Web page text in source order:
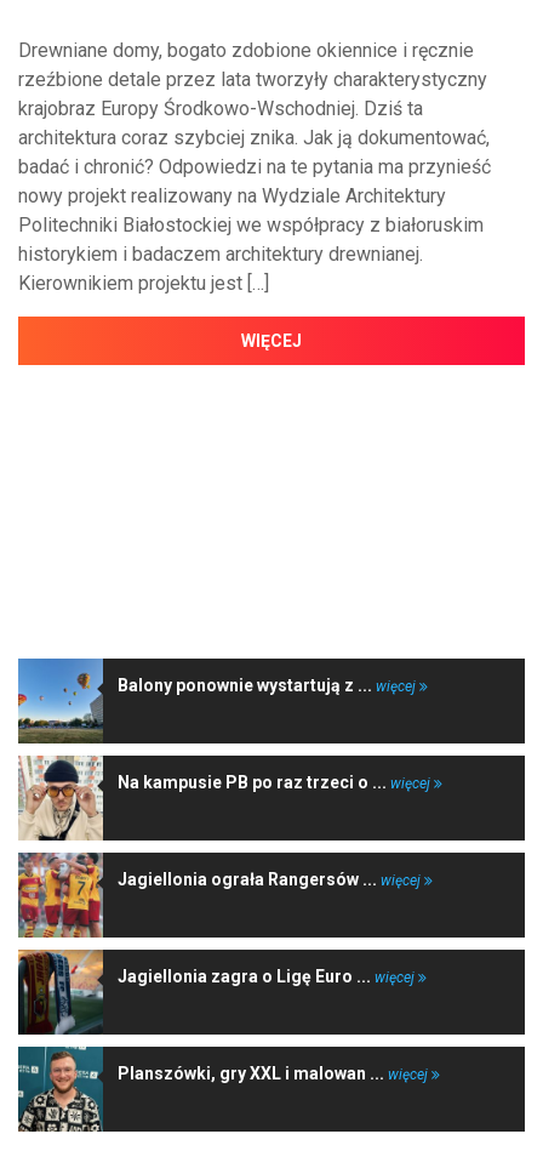
Drewniane domy, bogato zdobione okiennice i ręcznie
rzeźbione detale przez lata tworzyły charakterystyczny
krajobraz Europy Środkowo-Wschodniej. Dziś ta
architektura coraz szybciej znika. Jak ją dokumentować,
badać i chronić? Odpowiedzi na te pytania ma przynieść
nowy projekt realizowany na Wydziale Architektury
Politechniki Białostockiej we współpracy z białoruskim
historykiem i badaczem architektury drewnianej.
Kierownikiem projektu jest […]
WIĘCEJ
Balony ponownie wystartują z ... więcej
Na kampusie PB po raz trzeci o ... więcej
Jagiellonia ograła Rangersów ... więcej
Jagiellonia zagra o Ligę Euro ... więcej
Planszówki, gry XXL i malowan ... więcej